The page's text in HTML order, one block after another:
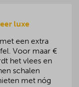
luxe
een extra
Voor maar €
het vlees en
schalen
met nóg